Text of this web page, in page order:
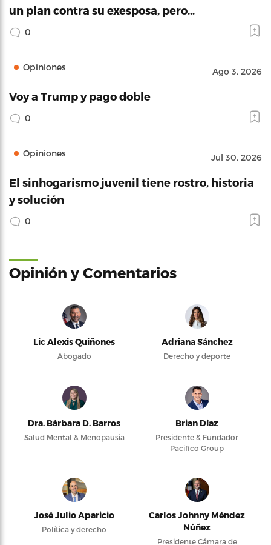
un plan contra su exesposa, pero…
0
Opiniones Ago 3, 2026
Voy a Trump y pago doble
0
Opiniones Jul 30, 2026
El sinhogarismo juvenil tiene rostro, historia
y solución
0
Opinión y Comentarios
Lic Alexis Quiñones
Abogado
Adriana Sánchez
Derecho y deporte
Dra. Bárbara D. Barros
Salud Mental & Menopausia
Brian Díaz
Presidente & Fundador
Pacifico Group
José Julio Aparicio
Política y derecho
Carlos Johnny Méndez
Núñez
Presidente Cámara de